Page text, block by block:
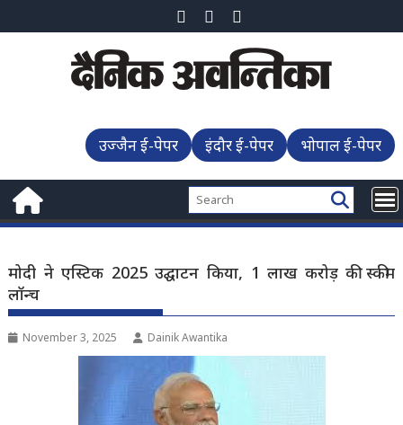
to
उज्जैन ई-पेपर इंदौर ई-पेपर भोपाल ई-पेपर
मोदी ने एस्टिक 2025 उद्घाटन किया, 1 लाख करोड़ की स्कीम
लॉन्च
November 3, 2025 Dainik Awantika